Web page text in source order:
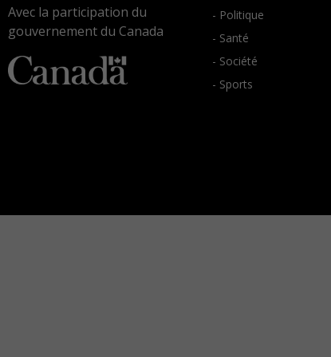
Avec la participation du
gouvernement du Canada
- Politique
- Santé
- Société
- Sports